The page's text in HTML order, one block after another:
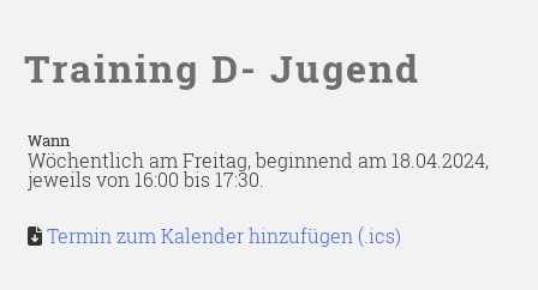
Training D- Jugend
Wann
Wöchentlich am Freitag, beginnend am 18.04.2024,
jeweils von 16:00 bis 17:30.
Termin zum Kalender hinzufügen (.ics)